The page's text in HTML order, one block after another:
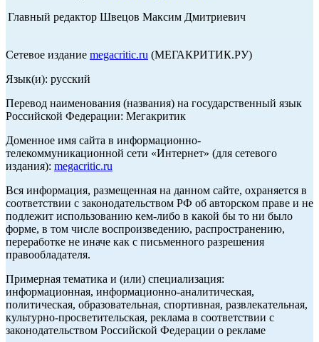
Главный редактор Швецов Максим Дмитриевич
Сетевое издание megacritic.ru (МЕГАКРИТИК.РУ)
Язык(и): русский
Перевод наименования (названия) на государственный язык
Российской Федерации: Мегакритик
Доменное имя сайта в информационно-
телекоммуникационной сети «Интернет» (для сетевого
издания): megacritic.ru
Вся информация, размещенная на данном сайте, охраняется в
соответствии с законодательством РФ об авторском праве и не
подлежит использованию кем-либо в какой бы то ни было
форме, в том числе воспроизведению, распространению,
переработке не иначе как с письменного разрешения
правообладателя.
Примерная тематика и (или) специализация:
информационная, информационно-аналитическая,
политическая, образовательная, спортивная, развлекательная,
культурно-просветительская, реклама в соответствии с
законодательством Российской Федерации о рекламе